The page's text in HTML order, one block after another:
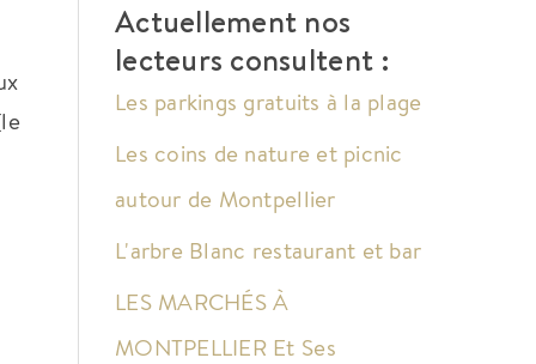
Actuellement nos
lecteurs consultent :
Les parkings gratuits à la plage
Les coins de nature et picnic
autour de Montpellier
L'arbre Blanc restaurant et bar
LES MARCHÉS À
MONTPELLIER Et Ses